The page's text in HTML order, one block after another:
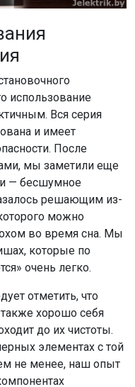
использование
Вся серия
и имеет
После
мы заметили еще
— бесшумное
решающим из-
можно
во время сна. Мы
которые по
очень легко.
отметить, что
хорошо себя
до их чистоты.
элементах с той
не менее, наш опыт